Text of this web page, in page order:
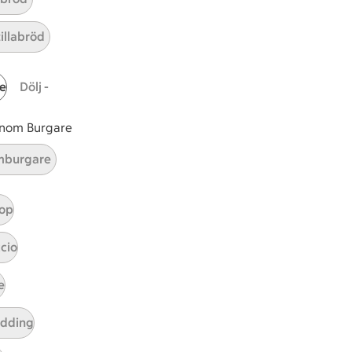
Dölj -
Burgare
18 kommentarer
tillaga
har Medel svårighetsgrad